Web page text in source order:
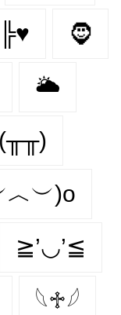
🧔‍
🌥️
(╥╥)
≧’◡’≦
𓆩♱𓆪